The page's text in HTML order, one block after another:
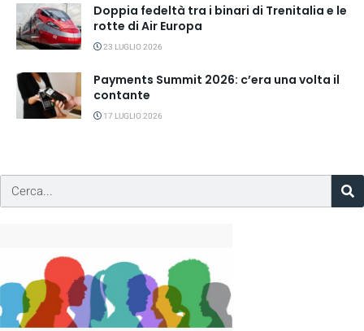
Doppia fedeltà tra i binari di Trenitalia e le
rotte di Air Europa
23 LUGLIO 2026
Payments Summit 2026: c’era una volta il
contante
17 LUGLIO 2026